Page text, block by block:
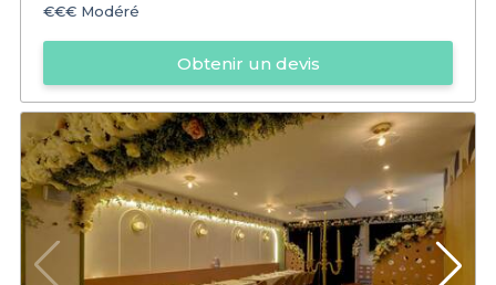
€€€ Modéré
Obtenir un devis